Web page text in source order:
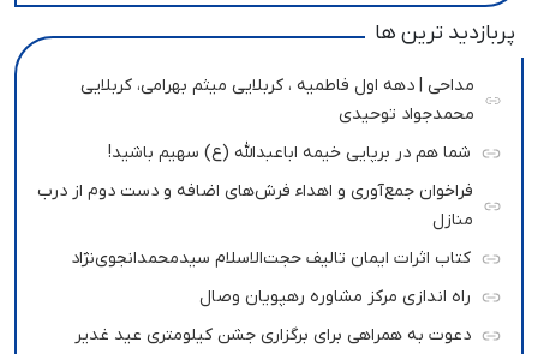
پربازدید ترین ها
مداحی | دهه اول فاطمیه ، کربلایی میثم بهرامی، کربلایی
محمدجواد توحیدی
شما هم در برپایی خیمه اباعبدالله (ع) سهیم باشید!
فراخوان جمع‌آوری و اهداء فرش‌های اضافه و دست دوم از درب
منازل
کتاب اثرات ایمان تالیف حجت‌الاسلام سیدمحمدانجوی‌نژاد
راه اندازی مرکز مشاوره رهپویان وصال
دعوت به همراهی برای برگزاری جشن کیلومتری عید غدیر